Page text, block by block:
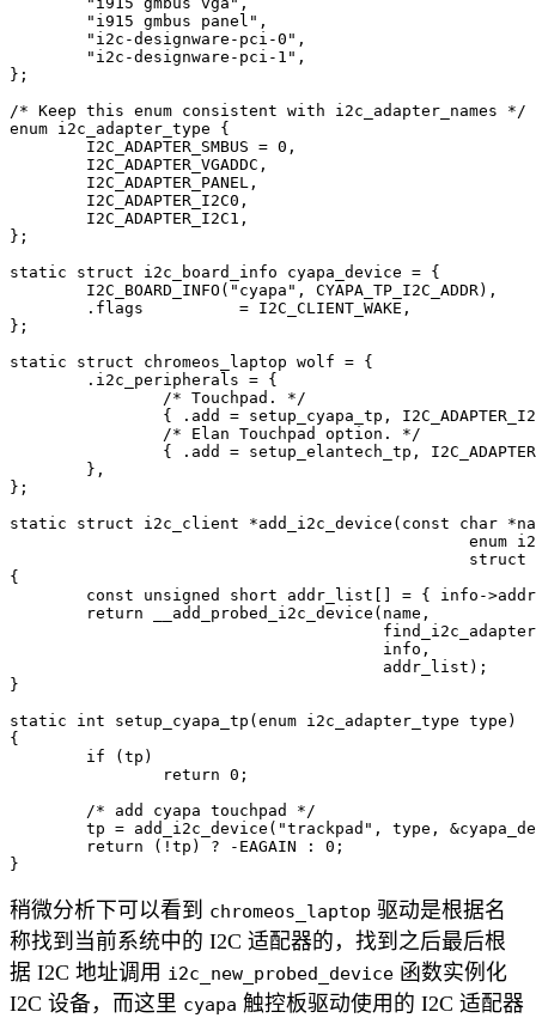
};
/* Keep this enum consistent with i2c_adapter_names */
enum i2c_adapter_type {
};
static struct i2c_board_info cyapa_device = {
};
static struct chromeos_laptop wolf = {
};
static struct i2c_client *add_i2c_device(const char
{
}
static int setup_cyapa_tp(enum i2c_adapter_type type)
{
稍微分析下可以看到 chromeos_laptop 驱动是根据名
称找到当前系统中的 I2C 适配器的，找到之后最后根
据 I2C 地址调用 i2c_new_probed_device 函数实例化
I2C 设备，而这里 cyapa 触控板驱动使用的 I2C 适配器